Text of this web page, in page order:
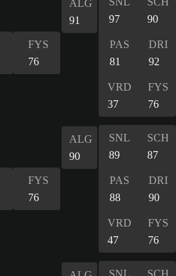
FYS
76
ALG
91
97
90
PAS
81
DRI
92
VRD
37
FYS
76
FYS
76
ALG
90
SNL
89
SCH
87
PAS
88
DRI
90
VRD
47
FYS
76
SNL
SCH